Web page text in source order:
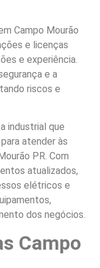
Campo Mourão
e licenças
e experiência.
e a
riscos e
industrial que
atender às
PR. Com
atualizados,
elétricos e
dos negócios.
Campo